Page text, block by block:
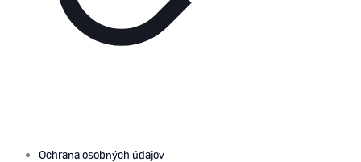
Ochrana osobných údajov